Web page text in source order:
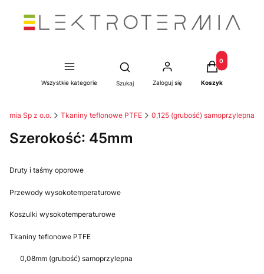
Wszystkie kategorie
Otwórz wyszukiwarkę
Szukaj Zaloguj się
Produkty w
Koszyk
Sp z o.o. Tkaniny teflonowe PTFE 0,125 (grubość) samoprzylepna
Szerokość: 45mm
Druty i taśmy oporowe
Przewody wysokotemperaturowe
Koszulki wysokotemperaturowe
Tkaniny teflonowe PTFE
0,08mm (grubość) samoprzylepna